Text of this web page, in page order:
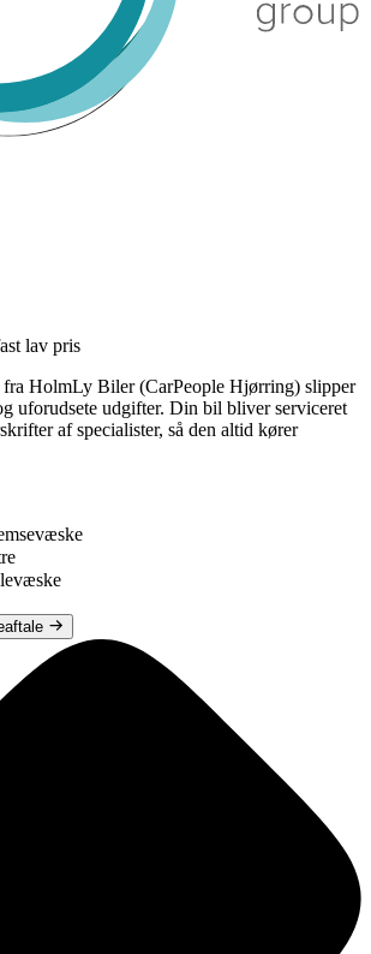
lav pris
fra HolmLy Biler (CarPeople Hjørring) slipper
uforudsete udgifter. Din bil bliver serviceret
af specialister, så den altid kører